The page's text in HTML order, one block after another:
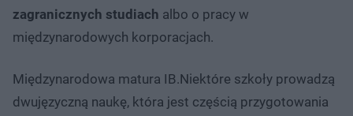
zagranicznych studiach albo o pracy w
międzynarodowych korporacjach.
Międzynarodowa matura IB.Niektóre szkoły prowadzą
dwujęzyczną naukę, która jest częścią przygotowania